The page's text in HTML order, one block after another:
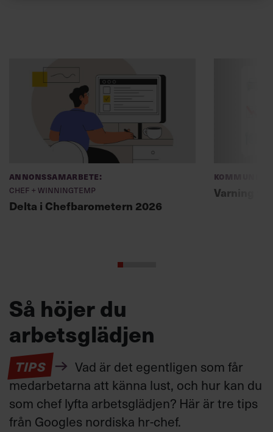
Annonssamarbete:
Chef + Winningtemp
Delta i Chefbarometern 2026
Varning
Så höjer du
arbetsglädjen
TIPS
Vad är det egentligen som får
medarbetarna att känna lust, och hur kan du
som chef lyfta arbetsglädjen? Här är tre tips
från Googles nordiska hr-chef.